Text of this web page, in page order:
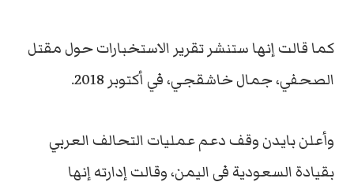
كما قالت إنها ستنشر تقرير الاستخبارات حول مقتل
الصحفي، جمال خاشقجي، في أكتوبر 2018.
وأعلن بايدن وقف دعم عمليات التحالف العربي
بقيادة السعودية في اليمن، وقالت إدارته إنها